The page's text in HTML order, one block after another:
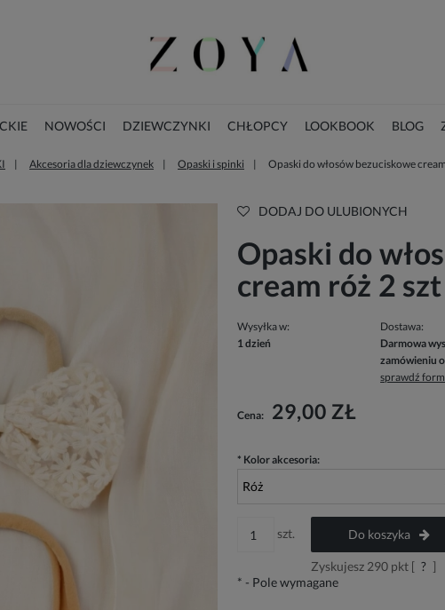
NOWOŚCI DZIEWCZYNKI CHŁOPCY LOOKBOOK BLOG
Akcesoria dla dziewczynek Opaski i spinki Opaski do włosów bezuciskowe
DODAJ DO ULUBIONYCH
Opaski do
cream róż 2
Wysyłka w:
1 dzień
Dostawa:
Darmowa
zamówieniu
płatności
sprawdź
Cena: 29,00 ZŁ
* Kolor akcesoria:
szt. Do koszyka
Zyskujesz 290pkt [ ? ]
* - Pole wymagane